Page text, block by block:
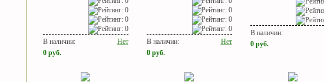
В наличии:
Нет
0 руб.
В наличии:
Нет
0 руб.
В наличии:
0 руб.